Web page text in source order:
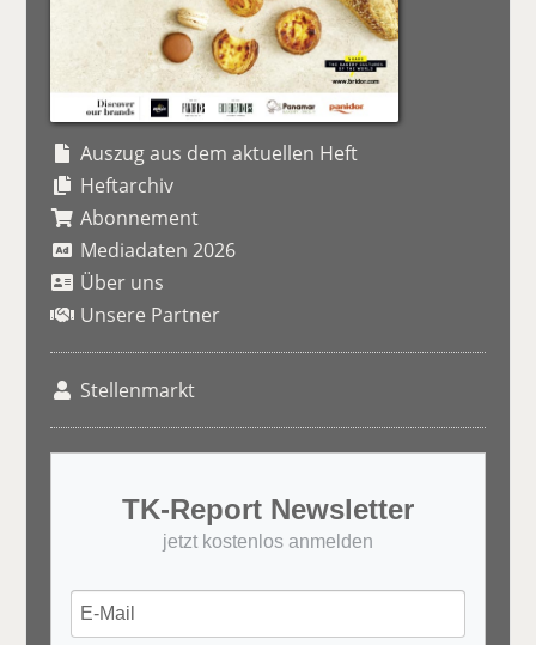
Auszug aus dem aktuellen Heft
Heftarchiv
Abonnement
Mediadaten 2026
Über uns
Unsere Partner
Stellenmarkt
TK-Report Newsletter
jetzt kostenlos anmelden